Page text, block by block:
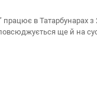
працює в Татарбунарах
ще й на